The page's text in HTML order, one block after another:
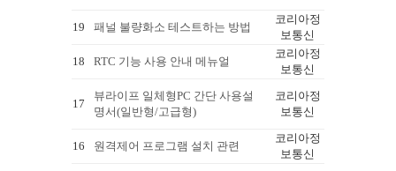
19 패널 불량화소 테스트하는 방법
코리아정
보통신
18
RTC 기능 사용 안내 메뉴얼
코리아정
보통신
17
뷰라이프 일체형PC 간단 사용설
명서(일반형/고급형)
코리아정
보통신
16 원격제어 프로그램 설치 관련
코리아정
보통신